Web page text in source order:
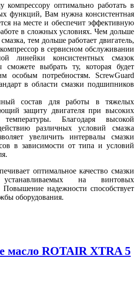
оптимально работать в
функций, Вам нужна консистентная
на месте и обеспечит эффективную
в сложных условиях. Чем дольше
тем дольше работает двигатель,
в сервисном обслуживании
линейки консистентных смазок
выбрать ту, которая будет
особым потребностям. ScrewGuard
в области смазки подшипников
состав для работы в тяжелых
защиту двигателя при высоких
Благодаря высокой
различных условий смазка
увеличить интервалы смазки
в зависимости от типа и условий
оптимальное качество смазки
устанавливаемых на винтовых
Повышение надежности способствует
оборудования.
масло ROTAIR XTRA 5